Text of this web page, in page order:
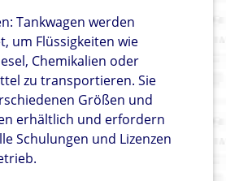
Tankwagen werden
um Flüssigkeiten wie
Chemikalien oder
zu transportieren. Sie
Größen und
erhältlich und erfordern
Schulungen und Lizenzen